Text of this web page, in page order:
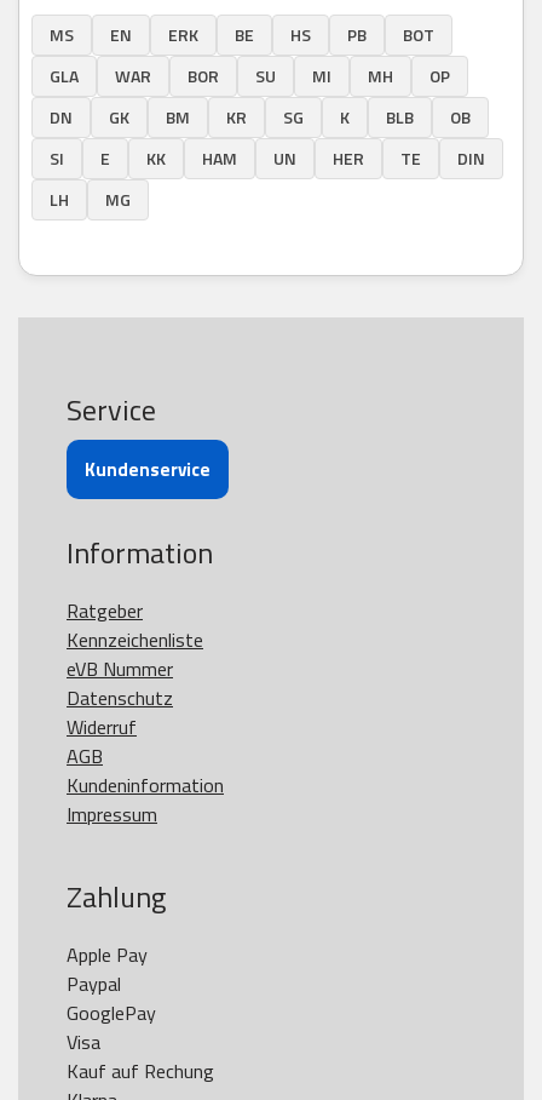
MS EN ERK BE HS PB
BOT
GLA
WAR BOR SU MI MH
OP
DN
GK BM KR SG K BLB
OB
SI
E KK HAM UN HER TE
DIN
LH
MG
Service
Kundenservice
Information
Ratgeber
Kennzeichenliste
eVB Nummer
Datenschutz
Widerruf
AGB
Kundeninformation
Impressum
Zahlung
Apple Pay
Paypal
GooglePay
Visa
Kauf auf Rechung